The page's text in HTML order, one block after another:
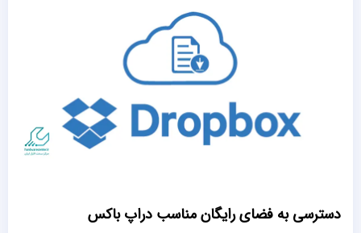
دسترسی به فضای رایگان مناسب دراپ باکس